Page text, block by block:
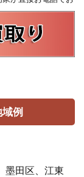
例
墨田区、江東